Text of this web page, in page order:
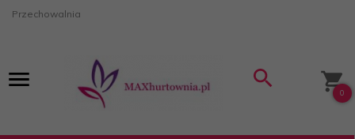
Przechowalnia
0